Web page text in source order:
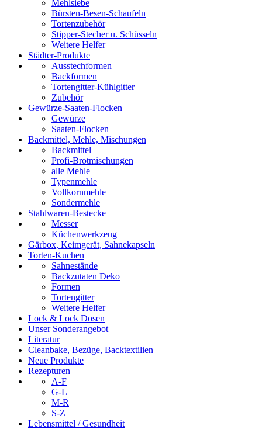
Mehlsiebe
Bürsten-Besen-Schaufeln
Tortenzubehör
Stipper-Stecher u. Schüsseln
Weitere Helfer
Städter-Produkte
Ausstechformen
Backformen
Tortengitter-Kühlgitter
Zubehör
Gewürze-Saaten-Flocken
Gewürze
Saaten-Flocken
Backmittel, Mehle, Mischungen
Backmittel
Profi-Brotmischungen
alle Mehle
Typenmehle
Vollkornmehle
Sondermehle
Stahlwaren-Bestecke
Messer
Küchenwerkzeug
Gärbox, Keimgerät, Sahnekapseln
Torten-Kuchen
Sahnestände
Backzutaten Deko
Formen
Tortengitter
Weitere Helfer
Lock & Lock Dosen
Unser Sonderangebot
Literatur
Cleanbake, Bezüge, Backtextilien
Neue Produkte
Rezepturen
A-F
G-L
M-R
S-Z
Lebensmittel / Gesundheit